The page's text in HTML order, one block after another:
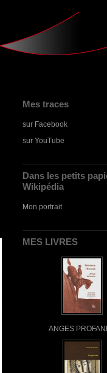
Mes traces
sur Facebook
sur YouTube
Dans les petits
Wikipédia
Mon portrait
MES LIVRES
ANGES